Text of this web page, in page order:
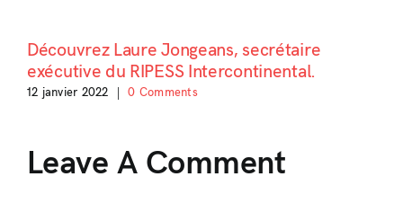
Découvrez Laure Jongeans, secrétaire
exécutive du RIPESS Intercontinental.
12 janvier 2022 0 Comments
Leave A Comment